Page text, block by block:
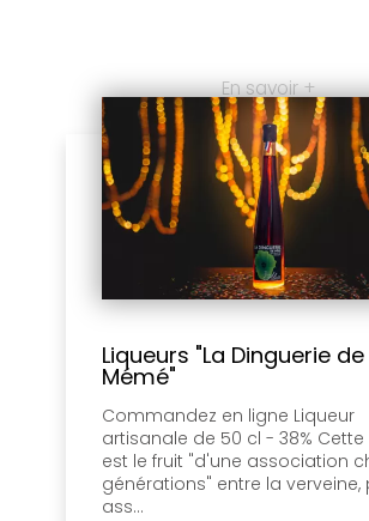
En savoir +
Liqueurs "La Dinguerie de
Mémé"
Commandez en ligne Liqueur
artisanale de 50 cl - 38%
est le fruit "d'une association
générations" entre la verveine,
ass...